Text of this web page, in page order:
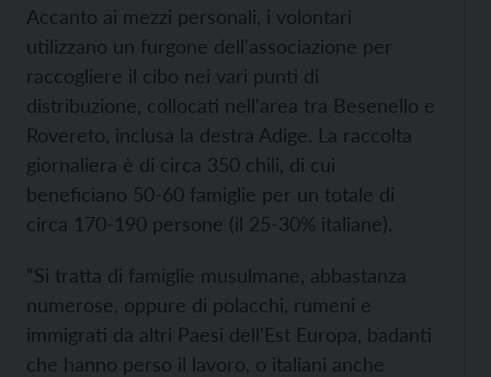
Accanto ai mezzi personali, i volontari
utilizzano un furgone dell'associazione per
raccogliere il cibo nei vari punti di
distribuzione, collocati nell'area tra Besenello e
Rovereto, inclusa la destra Adige. La raccolta
giornaliera è di circa 350 chili, di cui
beneficiano 50-60 famiglie per un totale di
circa 170-190 persone (il 25-30% italiane).
“Si tratta di famiglie musulmane, abbastanza
numerose, oppure di polacchi, rumeni e
immigrati da altri Paesi dell'Est Europa, badanti
che hanno perso il lavoro, o italiani anche